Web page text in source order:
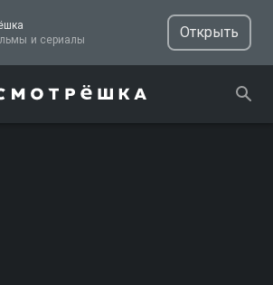
ТВ, фильмы и сериалы
Открыть